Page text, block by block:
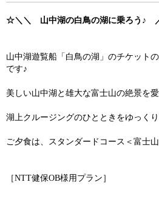
☆＼＼ 山中湖の白鳥の湖に乗ろう♪
山中湖遊覧船「白鳥の湖」のチケット
です♪
美しい山中湖と雄大な富士山の絶景を愛
湖上クルージングのひとときをゆっく
ご夕食は、スタンダードコース＜富士
［NTT健保OB様用プラン］